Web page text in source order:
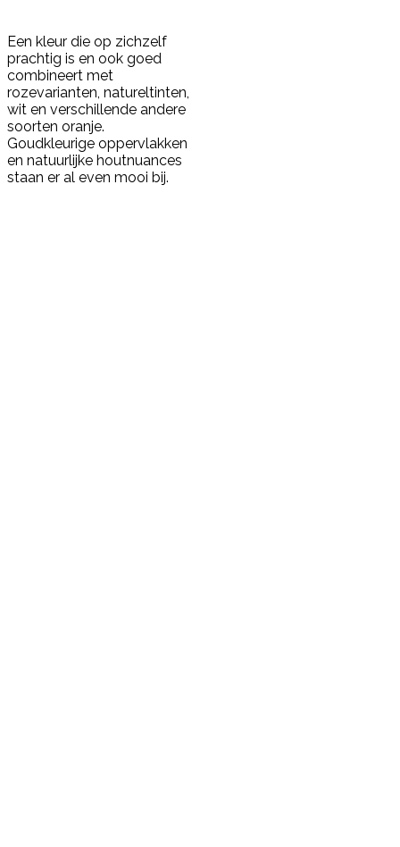
Een kleur die op zichzelf
prachtig is en ook goed
combineert met
rozevarianten, natureltinten,
wit en verschillende andere
soorten oranje.
Goudkleurige oppervlakken
en natuurlijke houtnuances
staan er al even mooi bij.